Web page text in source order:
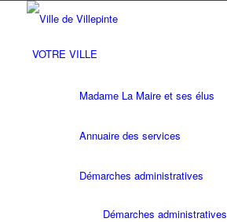
VOTRE VILLE
Madame La Maire et ses élus
Annuaire des services
Démarches administratives
Démarches administratives